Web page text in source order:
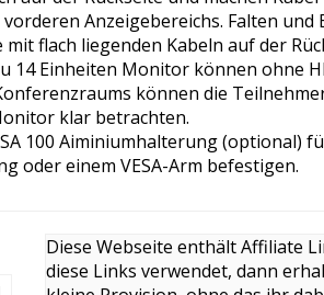
Anzeigebereichs. Falten und
flach liegenden Kabeln auf der
14 Einheiten Monitor können ohne
können die
klar betrachten.
100 Aiminiumhalterung (optional)
oder einem VESA-Arm befestigen.
Diese Webseite enthält Affiliate
diese Links verwendet, dann